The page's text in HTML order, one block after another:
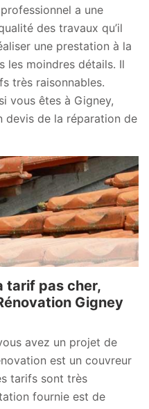
a une
des travaux qu’il
une prestation à la
les moindres détails. Il
très raisonnables.
vous êtes à Gigney,
devis de la réparation de
tarif pas cher,
Gigney
avez un projet de
est un couvreur
tarifs sont très
fournie est de